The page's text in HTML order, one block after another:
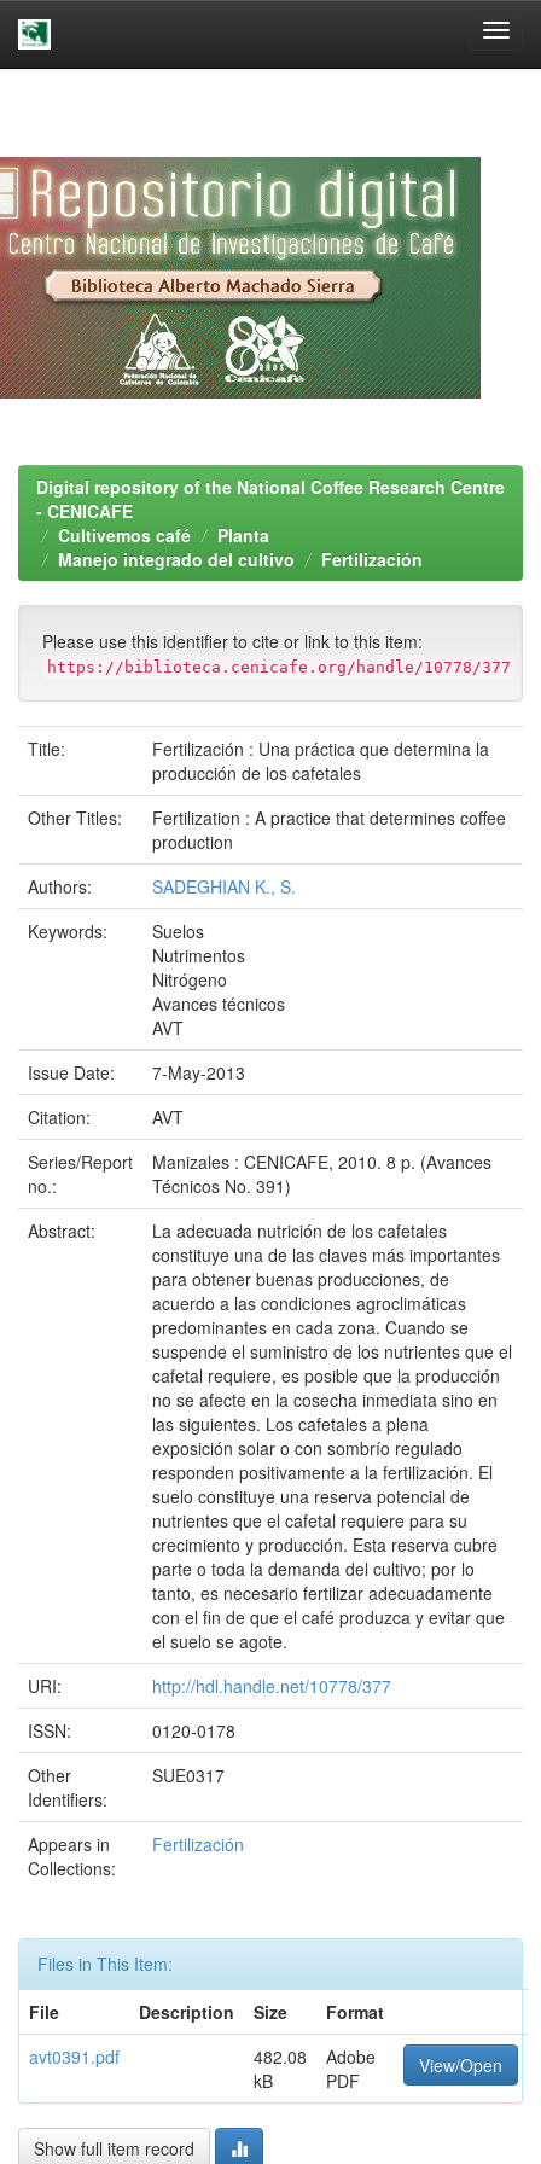
Digital repository of the National Coffee Research Centre
- CENICAFE
Cultivemos café
Planta
Manejo integrado del cultivo
Fertilización
Please use this identifier to cite or link to this item:
https://biblioteca.cenicafe.org/handle/10778/377
Title:
Fertilización : Una práctica que determina la
producción de los cafetales
Other Titles:
Fertilization : A practice that determines coffee
production
Authors:
SADEGHIAN K., S.
Keywords:
Suelos
Nutrimentos
Nitrógeno
Avances técnicos
AVT
Issue Date:
7-May-2013
Citation:
AVT
Series/Report
no.:
Manizales : CENICAFE, 2010. 8 p. (Avances
Técnicos No. 391)
Abstract:
La adecuada nutrición de los cafetales
constituye una de las claves más importantes
para obtener buenas producciones, de
acuerdo a las condiciones agroclimáticas
predominantes en cada zona. Cuando se
suspende el suministro de los nutrientes que el
cafetal requiere, es posible que la producción
no se afecte en la cosecha inmediata sino en
las siguientes. Los cafetales a plena
exposición solar o con sombrío regulado
responden positivamente a la fertilización. El
suelo constituye una reserva potencial de
nutrientes que el cafetal requiere para su
crecimiento y producción. Esta reserva cubre
parte o toda la demanda del cultivo; por lo
tanto, es necesario fertilizar adecuadamente
con el fin de que el café produzca y evitar que
el suelo se agote.
URI:
http://hdl.handle.net/10778/377
ISSN:
0120-0178
Other
Identifiers:
SUE0317
Appears in
Collections:
Fertilización
Files in This Item:
File
Description Size
Format
avt0391.pdf
482.08
kB
Adobe
PDF
View/Open
Show full item record